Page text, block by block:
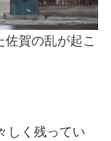
賀の乱が起こ
しく残ってい